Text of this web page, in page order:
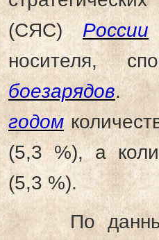
(СЯС)России
носителя,
боезарядов.
годом
(5,3 %), а
(5,3 %).
По